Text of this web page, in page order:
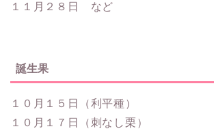
１１月２８日 など
誕生果
１０月１５日（利平種）
１０月１７日（刺なし栗）